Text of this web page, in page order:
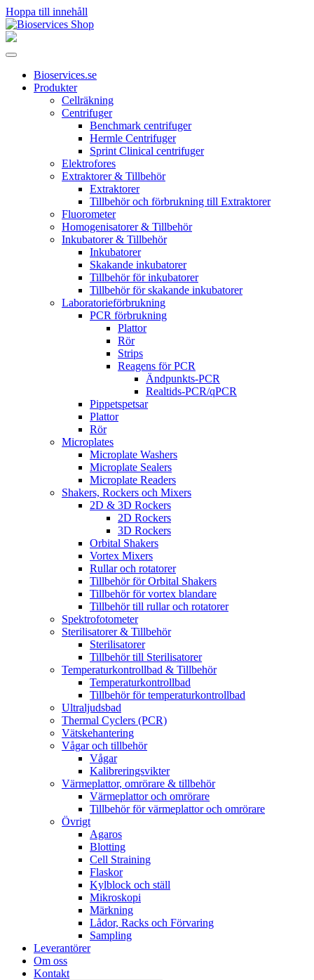
Hoppa till innehåll
Huvudnavigering
Bioservices.se
Produkter
Cellräkning
Centrifuger
Benchmark centrifuger
Hermle Centrifuger
Sprint Clinical centrifuger
Elektrofores
Extraktorer & Tillbehör
Extraktorer
Tillbehör och förbrukning till Extraktorer
Fluorometer
Homogenisatorer & Tillbehör
Inkubatorer & Tillbehör
Inkubatorer
Skakande inkubatorer
Tillbehör för inkubatorer
Tillbehör för skakande inkubatorer
Laboratorieförbrukning
PCR förbrukning
Plattor
Rör
Strips
Reagens för PCR
Ändpunkts-PCR
Realtids-PCR/qPCR
Pippetspetsar
Plattor
Rör
Microplates
Microplate Washers
Microplate Sealers
Microplate Readers
Shakers, Rockers och Mixers
2D & 3D Rockers
2D Rockers
3D Rockers
Orbital Shakers
Vortex Mixers
Rullar och rotatorer
Tillbehör för Orbital Shakers
Tillbehör för vortex blandare
Tillbehör till rullar och rotatorer
Spektrofotometer
Sterilisatorer & Tillbehör
Sterilisatorer
Tillbehör till Sterilisatorer
Temperaturkontrollbad & Tillbehör
Temperaturkontrollbad
Tillbehör för temperaturkontrollbad
Ultraljudsbad
Thermal Cyclers (PCR)
Vätskehantering
Vågar och tillbehör
Vågar
Kalibreringsvikter
Värmeplattor, omrörare & tillbehör
Värmeplattor och omrörare
Tillbehör för värmeplattor och omrörare
Övrigt
Agaros
Blotting
Cell Straining
Flaskor
Kylblock och ställ
Mikroskopi
Märkning
Lådor, Racks och Förvaring
Sampling
Leverantörer
Om oss
Kontakt